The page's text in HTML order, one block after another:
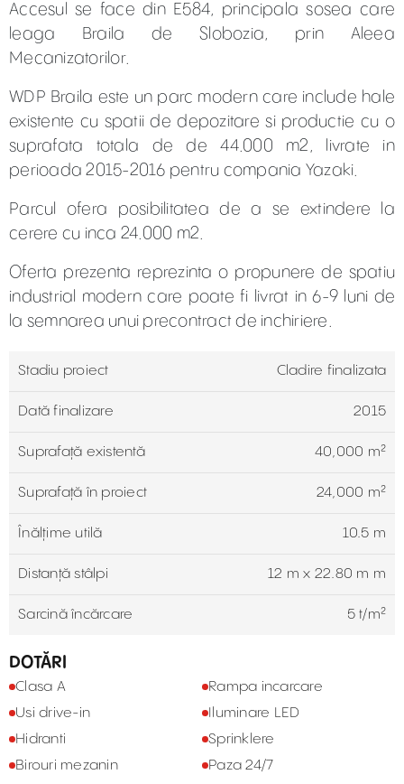
Accesul se face din E584, principala sosea care
leaga Braila de Slobozia, prin Aleea
Mecanizatorilor.
WDP Braila este un parc modern care include hale
existente cu spatii de depozitare si productie cu o
suprafata totala de de 44.000 m2, livrate in
perioada 2015-2016 pentru compania Yazaki.
Parcul ofera posibilitatea de a se extindere la
cerere cu inca 24.000 m2.
Oferta prezenta reprezinta o propunere de spatiu
industrial modern care poate fi livrat in 6-9 luni de
la semnarea unui precontract de inchiriere.
Stadiu proiect Cladire finalizata
Dată finalizare 2015
Suprafață existentă 40,000 m²
Suprafaţă în proiect 24,000 m²
Înălțime utilă 10.5 m
Distanță stâlpi 12 m x 22.80 m m
Sarcină încărcare 5 t/m²
DOTĂRI
Clasa A
Rampa incarcare
Usi drive-in
Iluminare LED
Hidranti
Sprinklere
Birouri mezanin
Paza 24/7